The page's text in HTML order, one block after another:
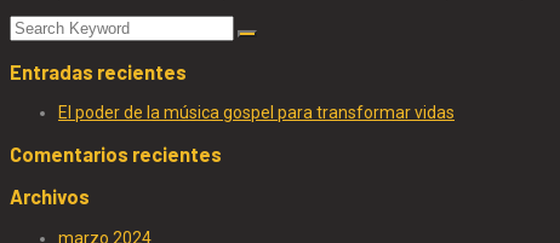
Entradas recientes
El poder de la música gospel para transformar vidas
Comentarios recientes
Archivos
marzo 2024